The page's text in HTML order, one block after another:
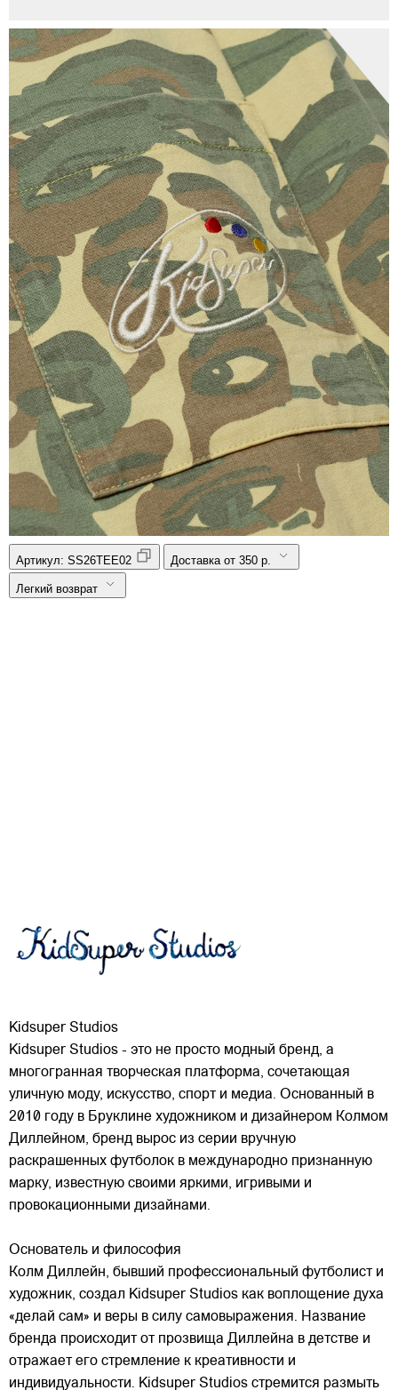
Артикул: SS26TEE02 Доставка от 350 р.
Легкий возврат
Kidsuper Studios
Kidsuper Studios - это не просто модный бренд, а
многогранная творческая платформа, сочетающая
уличную моду, искусство, спорт и медиа. Основанный в
2010 году в Бруклине художником и дизайнером Колмом
Диллейном, бренд вырос из серии вручную
раскрашенных футболок в международно признанную
марку, известную своими яркими, игривыми и
провокационными дизайнами.
Основатель и философия
Колм Диллейн, бывший профессиональный футболист и
художник, создал Kidsuper Studios как воплощение духа
«делай сам» и веры в силу самовыражения. Название
бренда происходит от прозвища Диллейна в детстве и
отражает его стремление к креативности и
индивидуальности. Kidsuper Studios стремится размыть